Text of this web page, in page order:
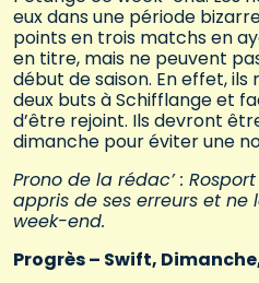
eux dans une période
points en trois matchs en
en titre, mais ne peuvent
début de saison. En effet,
deux buts à Schifflange et
d’être rejoint. Ils devront
dimanche pour éviter une
Prono de la rédac’ :
appris de ses erreurs et ne
week-end.
Progrès – Swift,